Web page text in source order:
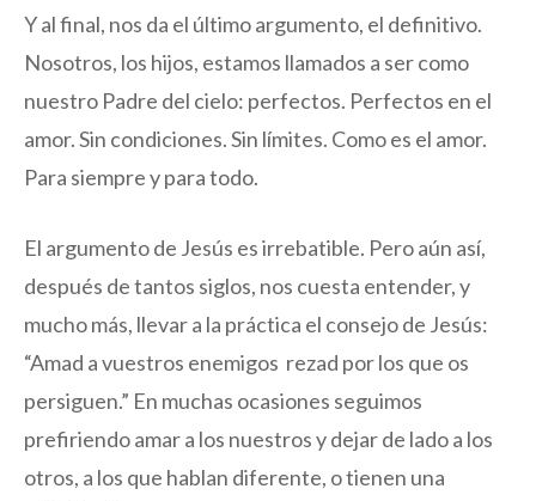
Y al final, nos da el último argumento, el definitivo.
Nosotros, los hijos, estamos llamados a ser como
nuestro Padre del cielo: perfectos. Perfectos en el
amor. Sin condiciones. Sin límites. Como es el amor.
Para siempre y para todo.
El argumento de Jesús es irrebatible. Pero aún así,
después de tantos siglos, nos cuesta entender, y
mucho más, llevar a la práctica el consejo de Jesús:
“Amad a vuestros enemigos rezad por los que os
persiguen.” En muchas ocasiones seguimos
prefiriendo amar a los nuestros y dejar de lado a los
otros, a los que hablan diferente, o tienen una